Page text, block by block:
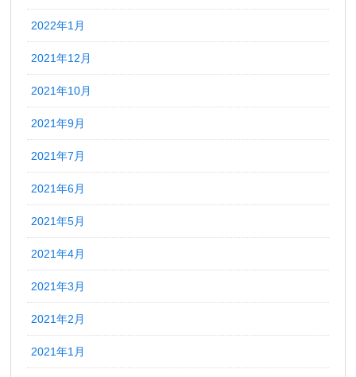
2022年1月
2021年12月
2021年10月
2021年9月
2021年7月
2021年6月
2021年5月
2021年4月
2021年3月
2021年2月
2021年1月